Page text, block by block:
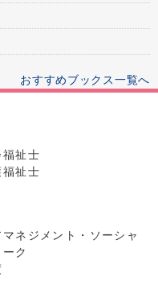
おすすめブックス一覧へ
福祉士
福祉士
マネジメント・ソーシャ
ーク